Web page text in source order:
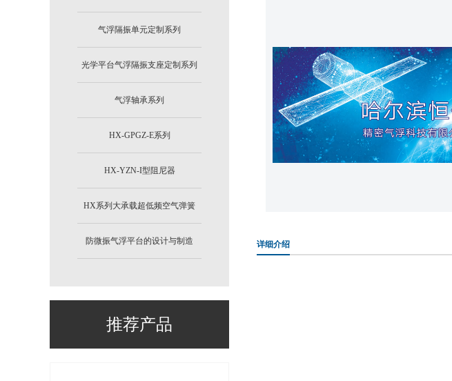
气浮隔振单元定制系列
光学平台气浮隔振支座定制系列
气浮轴承系列
HX-GPGZ-E系列
HX-YZN-I型阻尼器
HX系列大承载超低频空气弹簧
防微振气浮平台的设计与制造
推荐产品
详细介绍